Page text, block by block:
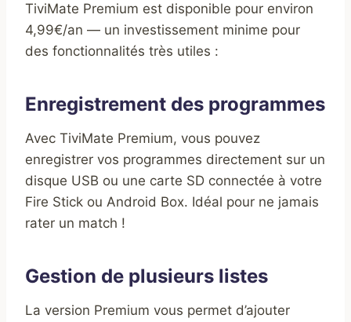
TiviMate Premium est disponible pour environ
4,99€/an — un investissement minime pour
des fonctionnalités très utiles :
Enregistrement des programmes
Avec TiviMate Premium, vous pouvez
enregistrer vos programmes directement sur un
disque USB ou une carte SD connectée à votre
Fire Stick ou Android Box. Idéal pour ne jamais
rater un match !
Gestion de plusieurs listes
La version Premium vous permet d’ajouter